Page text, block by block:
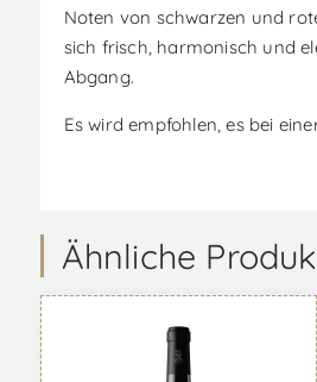
Noten von schwarzen und
sich frisch, harmonisch und
Abgang.
Es wird empfohlen, es bei
Ähnliche